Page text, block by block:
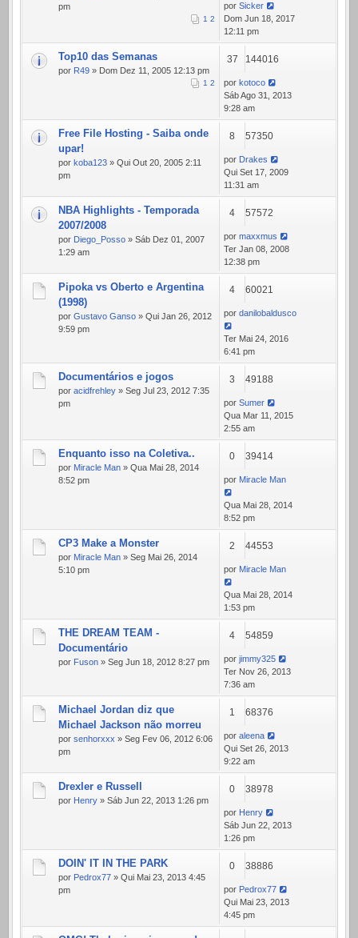
pm
1 2
por Sicker
Dom Jun 18, 2017
12:11 pm
Top10 das Semanas
por R49 » Dom Dez 11, 2005 12:13 pm
1 2
37 144016
por kotoco
Sáb Ago 31, 2013
9:28 am
Free File Hosting - Saiba onde
upar!
por koba123 » Qui Out 20, 2005 2:11
pm
8 57350
por Drakes
Qui Set 17, 2009
11:31 am
NBA Highlights - Temporada
2007/2008
por Diego_Posso » Sáb Dez 01, 2007
1:29 am
4 57572
por maxxmus
Ter Jan 08, 2008
12:38 pm
Pipoka vs Oberto e Argentina
(1998)
por Gustavo Ganso » Qui Jan 26, 2012
9:59 pm
4 60021
por danilobaldusco
Ter Mai 24, 2016
6:41 pm
Documentários e jogos
por acidfrehley » Seg Jul 23, 2012 7:35
pm
3 49188
por Sumer
Qua Mar 11, 2015
2:55 am
Enquanto isso na Coletiva..
por Miracle Man » Qua Mai 28, 2014
8:52 pm
0 39414
por Miracle Man
Qua Mai 28, 2014
8:52 pm
CP3 Make a Monster
por Miracle Man » Seg Mai 26, 2014
5:10 pm
2 44553
por Miracle Man
Qua Mai 28, 2014
1:53 pm
THE DREAM TEAM -
Documentário
por Fuson » Seg Jun 18, 2012 8:27 pm
4 54859
por jimmy325
Ter Nov 26, 2013
7:36 am
Michael Jordan diz que
Michael Jackson não morreu
por senhorxxx » Seg Fev 06, 2012 6:06
pm
1 68376
por aleena
Qui Set 26, 2013
9:22 am
Drexler e Russell
por Henry » Sáb Jun 22, 2013 1:26 pm
0 38978
por Henry
Sáb Jun 22, 2013
1:26 pm
DOIN' IT IN THE PARK
por Pedrox77 » Qui Mai 23, 2013 4:45
pm
0 38886
por Pedrox77
Qui Mai 23, 2013
4:45 pm